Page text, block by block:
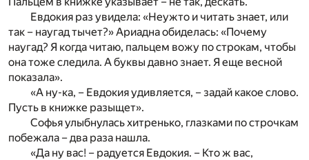
Евдокия раз увидела: «Неужто и читать знает, или
так – наугад тычет?» Ариадна обиделась: «Почему
наугад? Я когда читаю, пальцем вожу по строкам, чтобы
она тоже следила. А буквы давно знает. Я еще весной
показала».
«А ну-ка, – Евдокия удивляется, – задай какое слово.
Пусть в книжке разыщет».
Софья улыбнулась хитренько, глазками по строчкам
побежала – два раза нашла.
«Да ну вас! – радуется Евдокия. – Кто ж вас,